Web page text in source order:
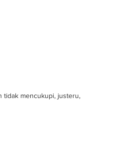
tidak mencukupi, justeru,